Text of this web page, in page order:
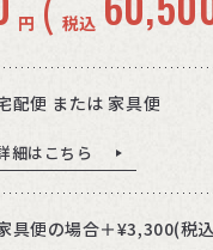
円 税込
配便 または 家具便
細はこちら
具便の場合＋¥3,300(税